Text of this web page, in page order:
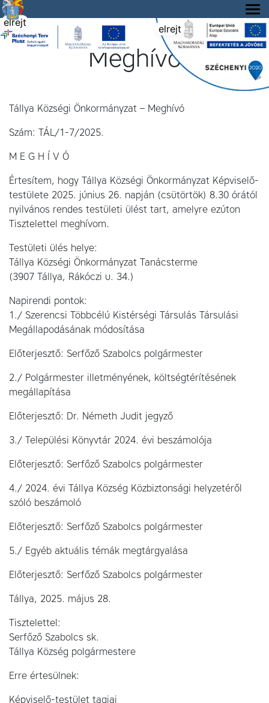
Tállya Község honlapja
elrejt
elrejt
Meghívó
Tállya Községi Önkormányzat – Meghívó
Szám: TÁL/1-7/2025.
M E G H Í V Ó
Értesítem, hogy Tállya Községi Önkormányzat Képviselő-
testülete 2025. június 26. napján (csütörtök) 8.30 órától
nyilvános rendes testületi ülést tart, amelyre ezúton
Tisztelettel meghívom.
Testületi ülés helye:
Tállya Községi Önkormányzat Tanácsterme
(3907 Tállya, Rákóczi u. 34.)
Napirendi pontok:
1./ Szerencsi Többcélú Kistérségi Társulás Társulási
Megállapodásának módosítása
Előterjesztő: Serfőző Szabolcs polgármester
2./ Polgármester illetményének, költségtérítésének
megállapítása
Előterjesztő: Dr. Németh Judit jegyző
3./ Települési Könyvtár 2024. évi beszámolója
Előterjesztő: Serfőző Szabolcs polgármester
4./ 2024. évi Tállya Község Közbiztonsági helyzetéről
szóló beszámoló
Előterjesztő: Serfőző Szabolcs polgármester
5./ Egyéb aktuális témák megtárgyalása
Előterjesztő: Serfőző Szabolcs polgármester
Tállya, 2025. május 28.
Tisztelettel:
Serfőző Szabolcs sk.
Tállya Község polgármestere
Erre értesülnek:
Képviselő-testület tagjai